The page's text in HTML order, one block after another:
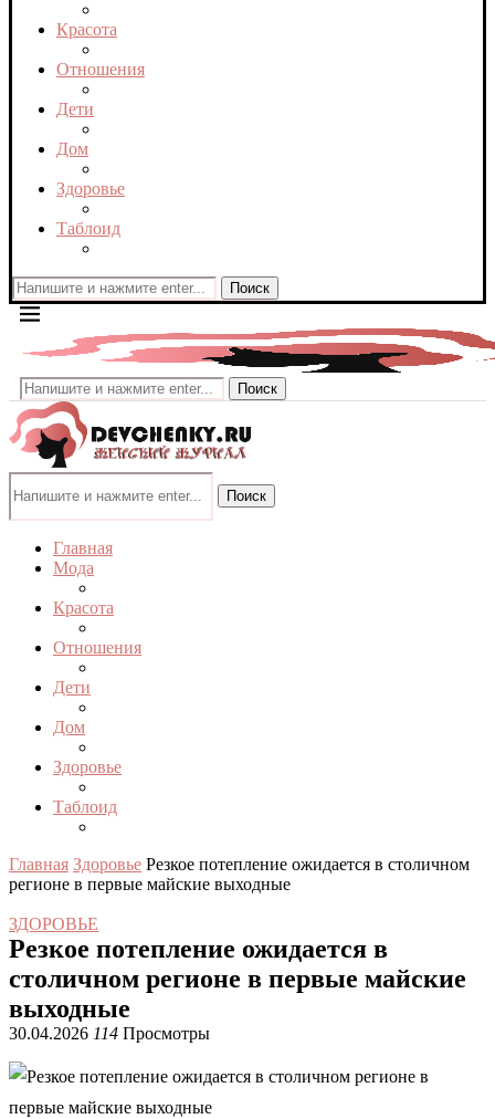
Красота
Отношения
Дети
Дом
Здоровье
Таблоид
Поиск
Поиск
Поиск
Главная
Мода
Красота
Отношения
Дети
Дом
Здоровье
Таблоид
Главная Здоровье Резкое потепление ожидается в столичном
регионе в первые майские выходные
ЗДОРОВЬЕ
Резкое потепление ожидается в
столичном регионе в первые майские
выходные
30.04.2026 114 Просмотры